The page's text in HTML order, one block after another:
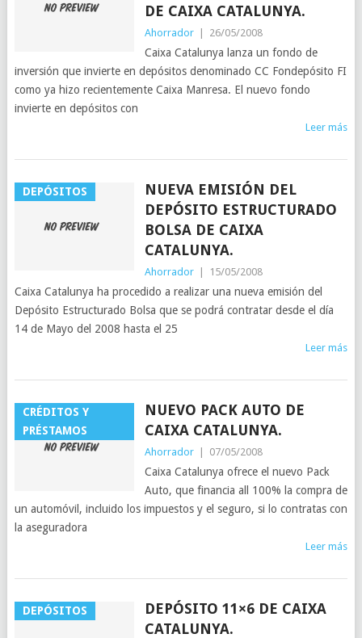
DE CAIXA CATALUNYA.
Ahorrador 26/05/2008
Caixa Catalunya lanza un fondo de
inversión que invierte en depósitos denominado CC Fondepósito FI
como ya hizo recientemente Caixa Manresa. El nuevo fondo
invierte en depósitos con
Leer más
DEPÓSITOS
NUEVA EMISIÓN DEL
DEPÓSITO ESTRUCTURADO
BOLSA DE CAIXA
CATALUNYA.
Ahorrador 15/05/2008
Caixa Catalunya ha procedido a realizar una nueva emisión del
Depósito Estructurado Bolsa que se podrá contratar desde el día
14 de Mayo del 2008 hasta el 25
Leer más
CRÉDITOS Y
PRÉSTAMOS
NUEVO PACK AUTO DE
CAIXA CATALUNYA.
Ahorrador 07/05/2008
Caixa Catalunya ofrece el nuevo Pack
Auto, que financia all 100% la compra de
un automóvil, incluido los impuestos y el seguro, si lo contratas con
la aseguradora
Leer más
DEPÓSITOS
DEPÓSITO 11×6 DE CAIXA
CATALUNYA.